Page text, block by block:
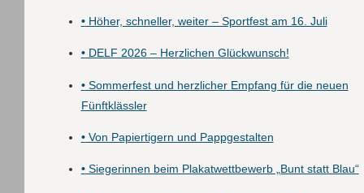
•Höher, schneller, weiter – Sportfest am 16. Juli
•DELF 2026 – Herzlichen Glückwunsch!
•Sommerfest und herzlicher Empfang für die neuen
Fünftklässler
•Von Papiertigern und Pappgestalten
•Siegerinnen beim Plakatwettbewerb „Bunt statt Blau“